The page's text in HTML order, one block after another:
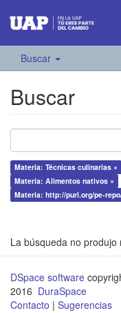
Buscar
Buscar
Materia: Técnicas culinarias ×
Materia: Alimentos nativos ×
Materia: http://purl.org/pe-
La búsqueda no produjo
DSpace software
2016 DuraSpace
Contacto | Sugerencias